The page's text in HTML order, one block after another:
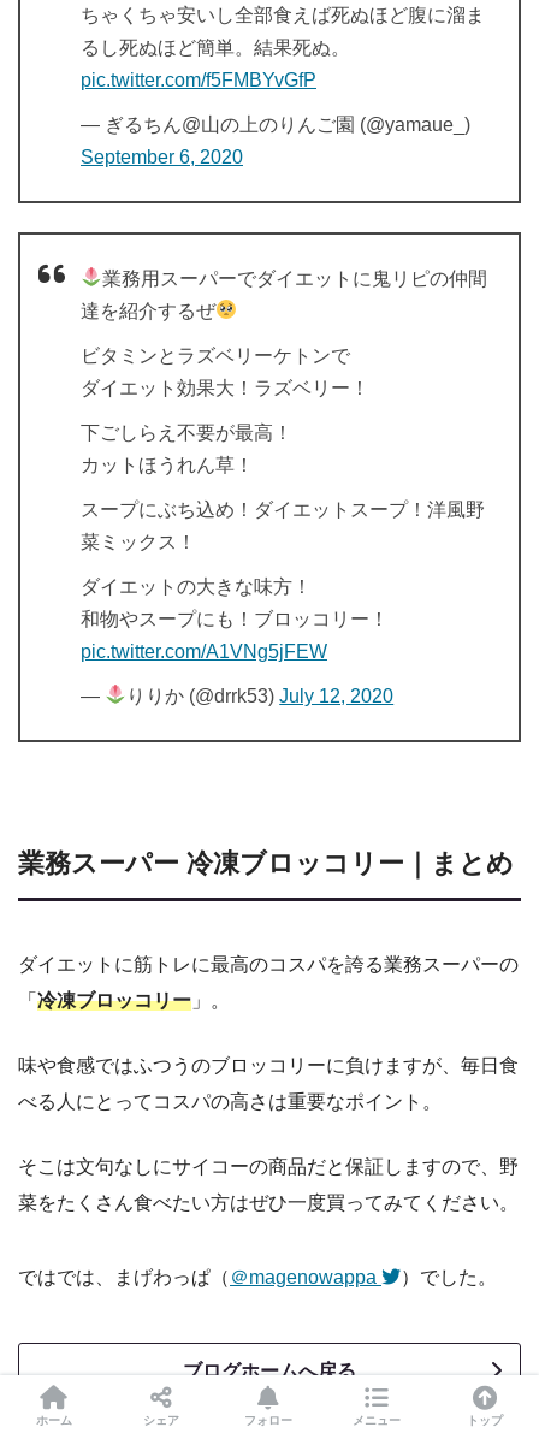
ちゃくちゃ安いし全部食えば死ぬほど腹に溜ま
るし死ぬほど簡単。結果死ぬ。
pic.twitter.com/f5FMBYvGfP
— ぎるちん@山の上のりんご園 (@yamaue_)
September 6, 2020
業務用スーパーでダイエットに鬼リピの仲間
達を紹介するぜ
ビタミンとラズベリーケトンで
ダイエット効果大！ラズベリー！
下ごしらえ不要が最高！
カットほうれん草！
スープにぶち込め！ダイエットスープ！洋風野
菜ミックス！
ダイエットの大きな味方！
和物やスープにも！ブロッコリー！
pic.twitter.com/A1VNg5jFEW
— りりか (@drrk53)July 12, 2020
業務スーパー 冷凍ブロッコリー｜まとめ
ダイエットに筋トレに最高のコスパを誇る業務スーパーの
「 冷凍ブロッコリー 」。
味や食感ではふつうのブロッコリーに負けますが、毎日食
べる人にとってコスパの高さは重要なポイント。
そこは文句なしにサイコーの商品だと保証しますので、野
菜をたくさん食べたい方はぜひ一度買ってみてください。
ではでは、まげわっぱ（ ＠magenowappa ）でした。
ブログホームへ戻る
ホーム シェア フォロー メニュー トップ